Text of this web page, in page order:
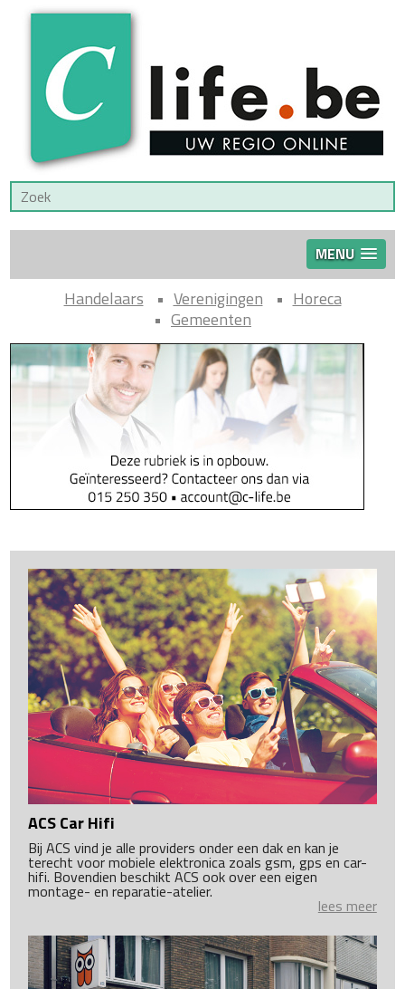
MENU
Handelaars Verenigingen
Horeca
Gemeenten
ACS Car Hifi
Bij ACS vind je alle providers onder een dak en kan je
terecht voor mobiele elektronica zoals gsm, gps en car-
hifi. Bovendien beschikt ACS ook over een eigen
montage- en reparatie-atelier.
lees meer